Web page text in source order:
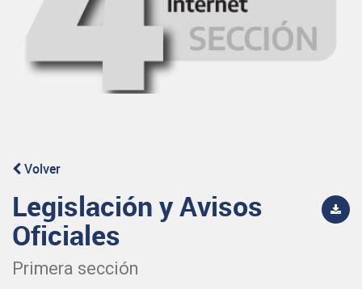
Volver
Legislación y Avisos
Oficiales
Primera sección